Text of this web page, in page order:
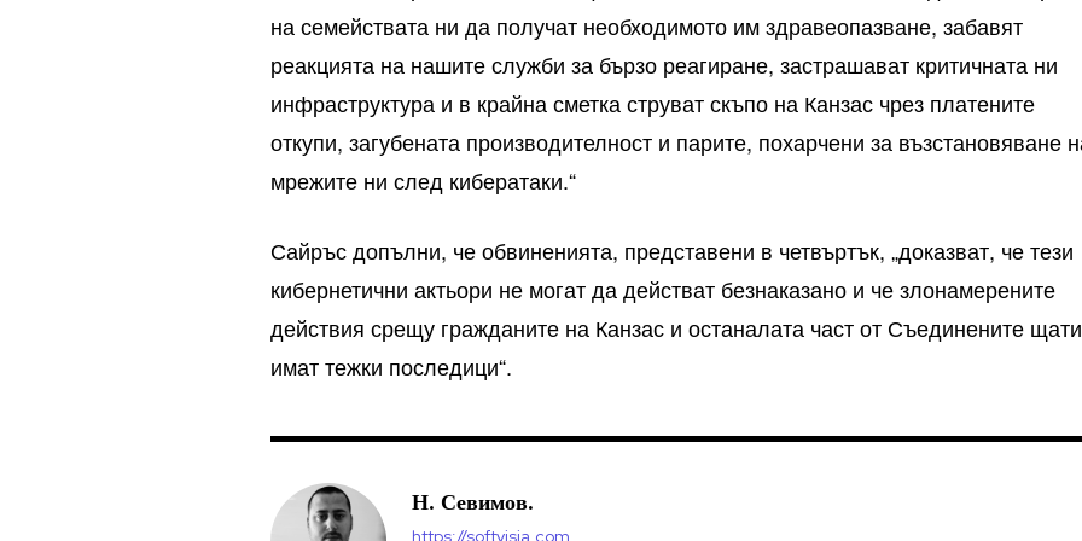
на семействата ни да получат необходимото им здравеопазване, забавят
реакцията на нашите служби за бързо реагиране, застрашават критичната ни
инфраструктура и в крайна сметка струват скъпо на Канзас чрез платените
откупи, загубената производителност и парите, похарчени за възстановяване
мрежите ни след кибератаки.“
Сайръс допълни, че обвиненията, представени в четвъртък, „доказват, че тези
кибернетични актьори не могат да действат безнаказано и че злонамерените
действия срещу гражданите на Канзас и останалата част от Съединените щати
имат тежки последици“.
Н. Севимов.
https://softvisia.com